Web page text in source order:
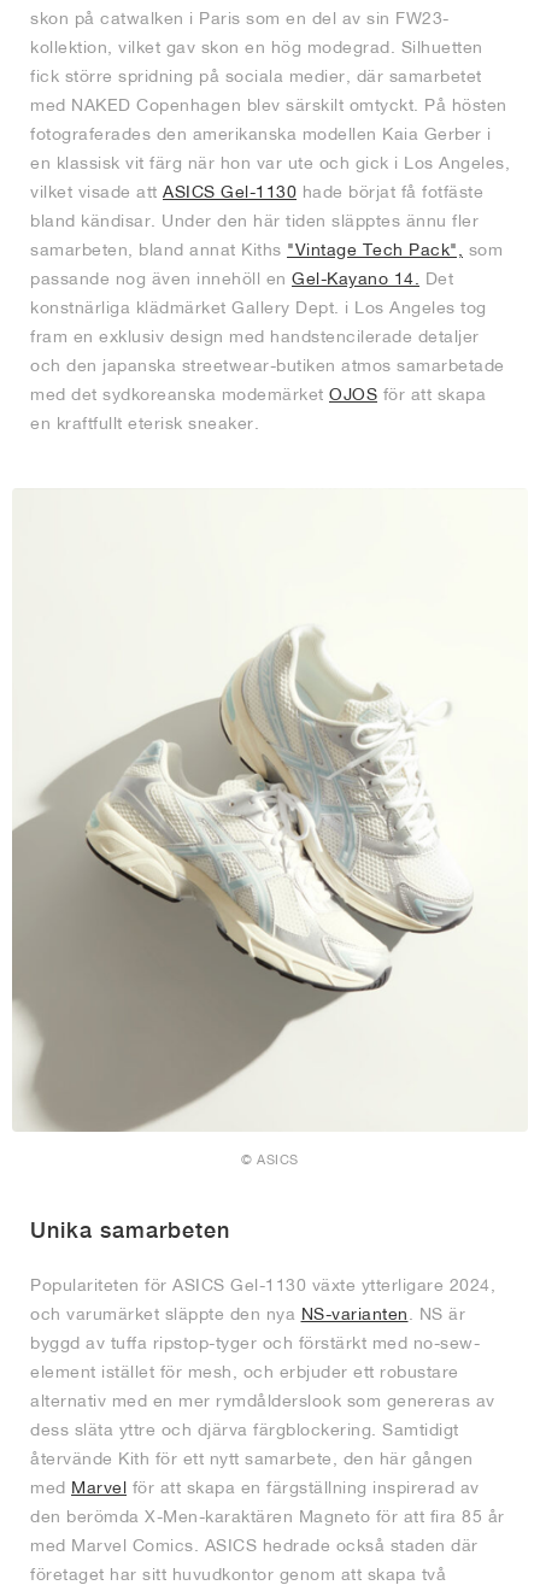
skon på catwalken i Paris som en del av sin FW23-
kollektion, vilket gav skon en hög modegrad. Silhuetten
fick större spridning på sociala medier, där samarbetet
med NAKED Copenhagen blev särskilt omtyckt. På hösten
fotograferades den amerikanska modellen Kaia Gerber i
en klassisk vit färg när hon var ute och gick i Los Angeles,
vilket visade att ASICS Gel-1130 hade börjat få fotfäste
bland kändisar. Under den här tiden släpptes ännu fler
samarbeten, bland annat Kiths "Vintage Tech Pack",
som
passande nog även innehöll en Gel-Kayano 14.
Det
konstnärliga klädmärket Gallery Dept. i Los Angeles tog
fram en exklusiv design med handstencilerade detaljer
och den japanska streetwear-butiken atmos samarbetade
med det sydkoreanska modemärket OJOS för att skapa
en kraftfullt eterisk sneaker.
© ASICS
Unika samarbeten
Populariteten för ASICS Gel-1130 växte ytterligare 2024,
och varumärket släppte den nya NS-varianten . NS är
byggd av tuffa ripstop-tyger och förstärkt med no-sew-
element istället för mesh, och erbjuder ett robustare
alternativ med en mer rymdålderslook som genereras av
dess släta yttre och djärva färgblockering. Samtidigt
återvände Kith för ett nytt samarbete, den här gången
med Marvel för att skapa en färgställning inspirerad av
den berömda X-Men-karaktären Magneto för att fira 85 år
med Marvel Comics. ASICS hedrade också staden där
företaget har sitt huvudkontor genom att skapa två